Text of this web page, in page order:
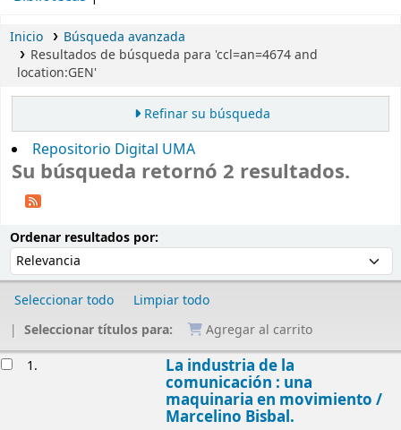
Inicio
Búsqueda avanzada
Resultados de búsqueda para 'ccl=an=4674 and
location:GEN'
Refinar su búsqueda
Repositorio Digital UMA
Su búsqueda retornó 2 resultados.
Ordenar resultados por:
Seleccionar todo
Limpiar todo
Seleccionar títulos para:
Agregar al carrito
1. La industria de la
comunicación : una
maquinaria en movimiento /
Marcelino Bisbal.